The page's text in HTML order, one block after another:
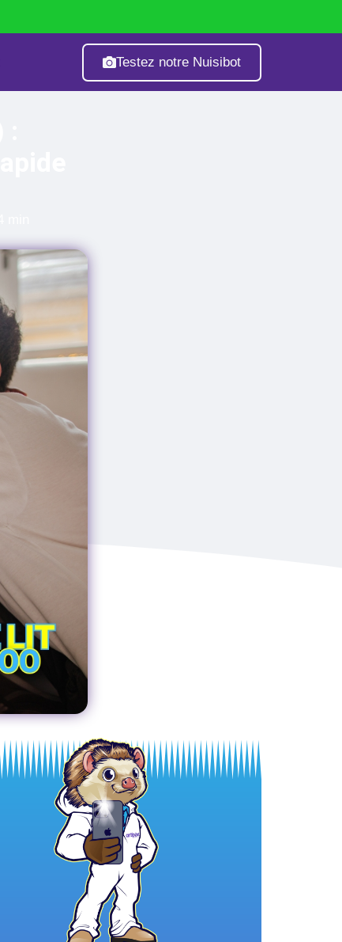
Testez notre Nuisibot
Guêpes & Frelons